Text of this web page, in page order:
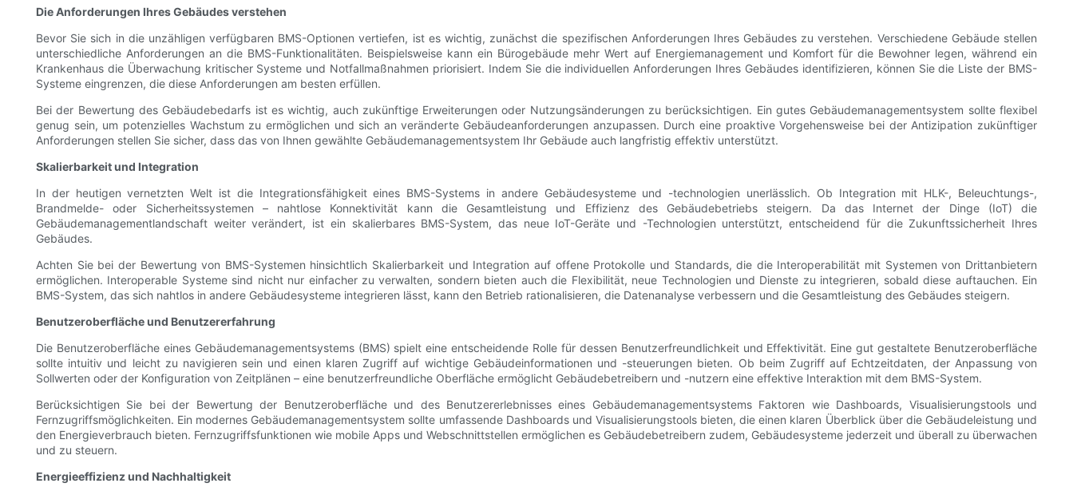
Die Anforderungen Ihres Gebäudes verstehen
Bevor Sie sich in die unzähligen verfügbaren BMS-Optionen vertiefen, ist es wichtig, zunächst die spezifischen Anforderungen Ihres Gebäudes zu verstehen. Verschiedene Gebäude stellen
unterschiedliche Anforderungen an die BMS-Funktionalitäten. Beispielsweise kann ein Bürogebäude mehr Wert auf Energiemanagement und Komfort für die Bewohner legen, während ein
Krankenhaus die Überwachung kritischer Systeme und Notfallmaßnahmen priorisiert. Indem Sie die individuellen Anforderungen Ihres Gebäudes identifizieren, können Sie die Liste der BMS-
Systeme eingrenzen, die diese Anforderungen am besten erfüllen.
Bei der Bewertung des Gebäudebedarfs ist es wichtig, auch zukünftige Erweiterungen oder Nutzungsänderungen zu berücksichtigen. Ein gutes Gebäudemanagementsystem sollte flexibel
genug sein, um potenzielles Wachstum zu ermöglichen und sich an veränderte Gebäudeanforderungen anzupassen. Durch eine proaktive Vorgehensweise bei der Antizipation zukünftiger
Anforderungen stellen Sie sicher, dass das von Ihnen gewählte Gebäudemanagementsystem Ihr Gebäude auch langfristig effektiv unterstützt.
Skalierbarkeit und Integration
In der heutigen vernetzten Welt ist die Integrationsfähigkeit eines BMS-Systems in andere Gebäudesysteme und -technologien unerlässlich. Ob Integration mit HLK-, Beleuchtungs-,
Brandmelde- oder Sicherheitssystemen – nahtlose Konnektivität kann die Gesamtleistung und Effizienz des Gebäudebetriebs steigern. Da das Internet der Dinge (IoT) die
Gebäudemanagementlandschaft weiter verändert, ist ein skalierbares BMS-System, das neue IoT-Geräte und -Technologien unterstützt, entscheidend für die Zukunftssicherheit Ihres
Gebäudes.
Achten Sie bei der Bewertung von BMS-Systemen hinsichtlich Skalierbarkeit und Integration auf offene Protokolle und Standards, die die Interoperabilität mit Systemen von Drittanbietern
ermöglichen. Interoperable Systeme sind nicht nur einfacher zu verwalten, sondern bieten auch die Flexibilität, neue Technologien und Dienste zu integrieren, sobald diese auftauchen. Ein
BMS-System, das sich nahtlos in andere Gebäudesysteme integrieren lässt, kann den Betrieb rationalisieren, die Datenanalyse verbessern und die Gesamtleistung des Gebäudes steigern.
Benutzeroberfläche und Benutzererfahrung
Die Benutzeroberfläche eines Gebäudemanagementsystems (BMS) spielt eine entscheidende Rolle für dessen Benutzerfreundlichkeit und Effektivität. Eine gut gestaltete Benutzeroberfläche
sollte intuitiv und leicht zu navigieren sein und einen klaren Zugriff auf wichtige Gebäudeinformationen und -steuerungen bieten. Ob beim Zugriff auf Echtzeitdaten, der Anpassung von
Sollwerten oder der Konfiguration von Zeitplänen – eine benutzerfreundliche Oberfläche ermöglicht Gebäudebetreibern und -nutzern eine effektive Interaktion mit dem BMS-System.
Berücksichtigen Sie bei der Bewertung der Benutzeroberfläche und des Benutzererlebnisses eines Gebäudemanagementsystems Faktoren wie Dashboards, Visualisierungstools und
Fernzugriffsmöglichkeiten. Ein modernes Gebäudemanagementsystem sollte umfassende Dashboards und Visualisierungstools bieten, die einen klaren Überblick über die Gebäudeleistung und
den Energieverbrauch bieten. Fernzugriffsfunktionen wie mobile Apps und Webschnittstellen ermöglichen es Gebäudebetreibern zudem, Gebäudesysteme jederzeit und überall zu überwachen
und zu steuern.
Energieeffizienz und Nachhaltigkeit